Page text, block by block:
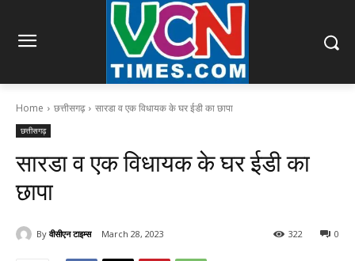
Home छत्तीसगढ़ सारडा व एक विधायक के घर ईडी का छापा
छत्तीसगढ़
सारडा व एक विधायक के घर ईडी का
छापा
By वीसीएन टाइम्स March 28, 2023 0
322